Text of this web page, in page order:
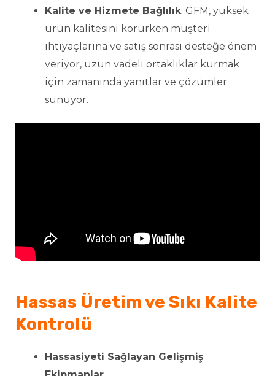
Kalite ve Hizmete Bağlılık: GFM, yüksek
ürün kalitesini korurken müşteri
ihtiyaçlarına ve satış sonrası desteğe önem
veriyor, uzun vadeli ortaklıklar kurmak
için zamanında yanıtlar ve çözümler
sunuyor.
Hassas Üretim ve Sıkı Kalite
Kontrolü
Hassasiyeti Sağlayan Gelişmiş